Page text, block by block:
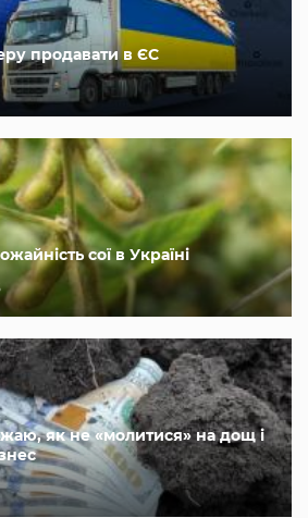
продавати в ЄС
сої в Україні
як не «молитися» на дощ і